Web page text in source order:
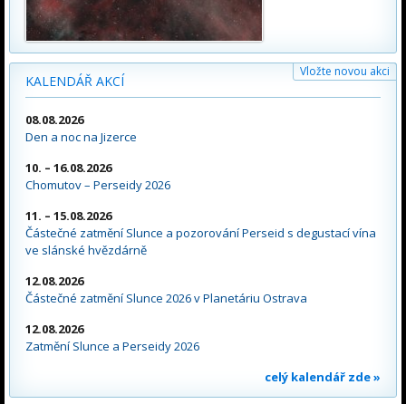
KALENDÁŘ AKCÍ
Vložte novou akci
08.08.2026
Den a noc na Jizerce
10. – 16.08.2026
Chomutov – Perseidy 2026
11. – 15.08.2026
Částečné zatmění Slunce a pozorování Perseid s degustací vína
ve slánské hvězdárně
12.08.2026
Částečné zatmění Slunce 2026 v Planetáriu Ostrava
12.08.2026
Zatmění Slunce a Perseidy 2026
celý kalendář zde »